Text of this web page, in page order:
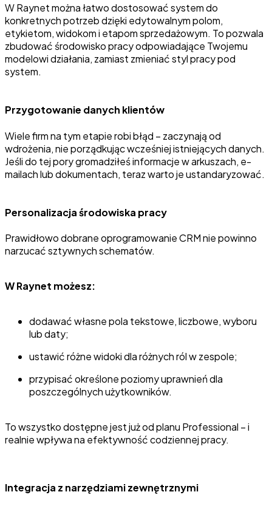
W Raynet można łatwo dostosować system do
konkretnych potrzeb dzięki edytowalnym polom,
etykietom, widokom i etapom sprzedażowym. To pozwala
zbudować środowisko pracy odpowiadające Twojemu
modelowi działania, zamiast zmieniać styl pracy pod
system.
Przygotowanie danych klientów
Wiele firm na tym etapie robi błąd – zaczynają od
wdrożenia, nie porządkując wcześniej istniejących danych.
Jeśli do tej pory gromadziłeś informacje w arkuszach, e-
mailach lub dokumentach, teraz warto je ustandaryzować.
Personalizacja środowiska pracy
Prawidłowo dobrane oprogramowanie CRM nie powinno
narzucać sztywnych schematów.
W Raynet możesz:
dodawać własne pola tekstowe, liczbowe, wyboru
lub daty;
ustawić różne widoki dla różnych ról w zespole;
przypisać określone poziomy uprawnień dla
poszczególnych użytkowników.
To wszystko dostępne jest już od planu Professional – i
realnie wpływa na efektywność codziennej pracy.
Integracja z narzędziami zewnętrznymi